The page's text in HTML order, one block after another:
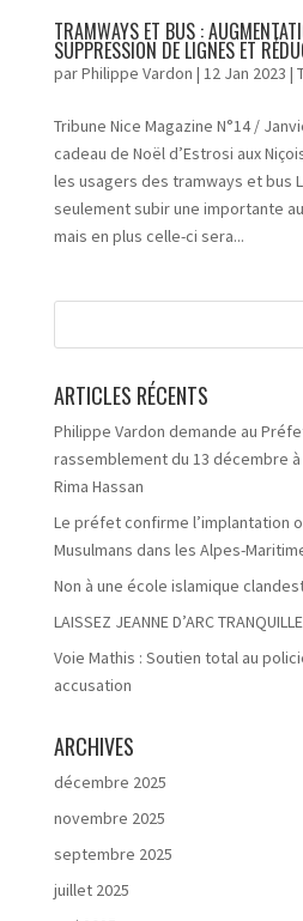
TRAMWAYS ET BUS :
SUPPRESSION DE LIGNES ET
parPhilippe Vardon | 12 Jan 2023 |
Tribune Nice Magazine N°14 /
cadeau de Noël d’Estrosi aux
les usagers des tramways et bus
seulement subir une importante
mais en plus celle-ci sera...
ARTICLES RÉCENTS
Philippe Vardon demande au
rassemblement du 13 décembre
Rima Hassan
Le préfet confirme l’implantation
Musulmans dans les Alpes-
Non à une école islamique
LAISSEZ JEANNE D’ARC
Voie Mathis : Soutien total au
accusation
ARCHIVES
décembre 2025
novembre 2025
septembre 2025
juillet 2025